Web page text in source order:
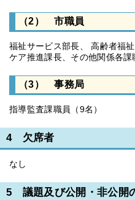
（2） 市職員
福祉サービス部長、 高齢者福
ケア推進課長、その他関係各課
（3） 事務局
指導監査課職員（9名）
4 欠席者
なし
5 議題及び公開・非公開